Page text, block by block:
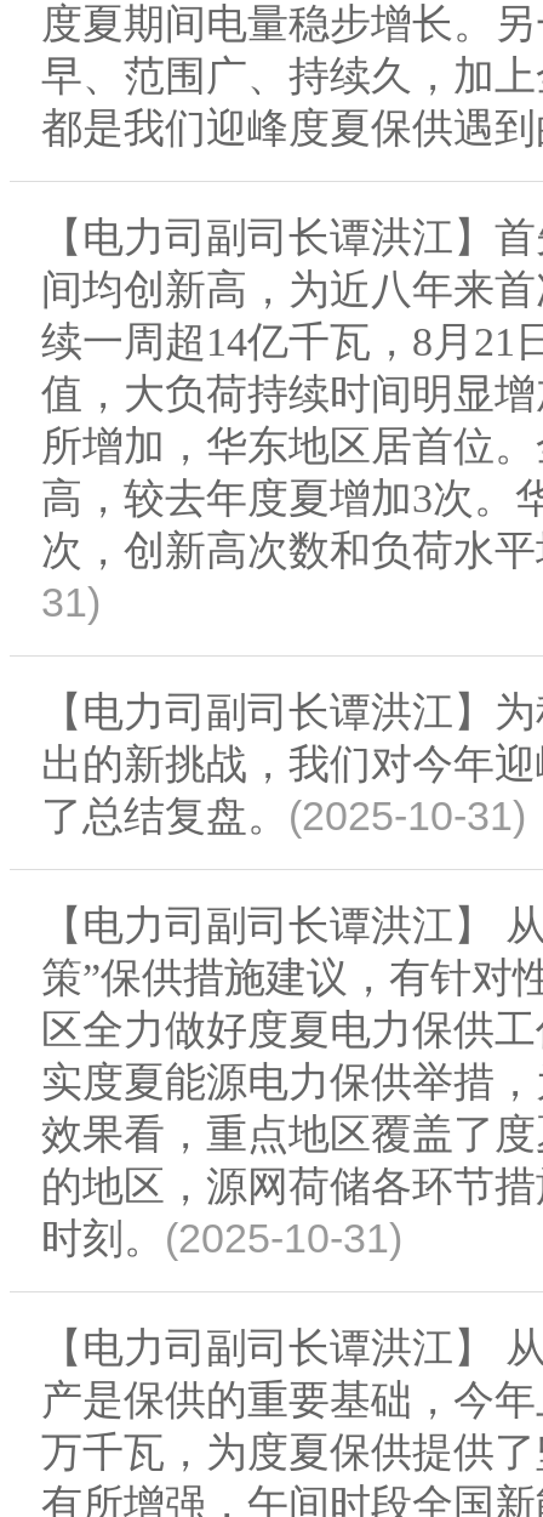
度夏期间电量稳步增长。
早、范围广、持续久，加
都是我们迎峰度夏保供遇
【电力司副司长谭洪江】
间均创新高，为近八年来
续一周超14亿千瓦，8月21
值，大负荷持续时间明显
所增加，华东地区居首位
高，较去年度夏增加3次。
次，创新高次数和负荷水
31)
【电力司副司长谭洪江】
出的新挑战，我们对今年
了总结复盘。 (2025-10-31)
【电力司副司长谭洪江】
策”保供措施建议，有针对
区全力做好度夏电力保供
实度夏能源电力保供举措
效果看，重点地区覆盖了
的地区，源网荷储各环节
时刻。 (2025-10-31)
【电力司副司长谭洪江】
产是保供的重要基础，今
万千瓦，为度夏保供提供
有所增强，午间时段全国